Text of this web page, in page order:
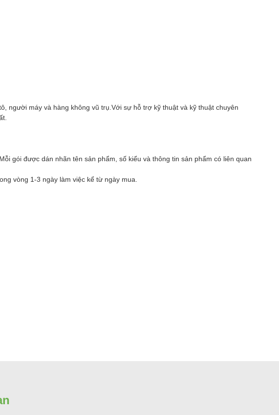
người máy và hàng không vũ trụ.Với sự hỗ trợ kỹ thuật và kỹ thuật chuyên
gói được dán nhãn tên sản phẩm, số kiểu và thông tin sản phẩm có liên quan
vòng 1-3 ngày làm việc kể từ ngày mua.